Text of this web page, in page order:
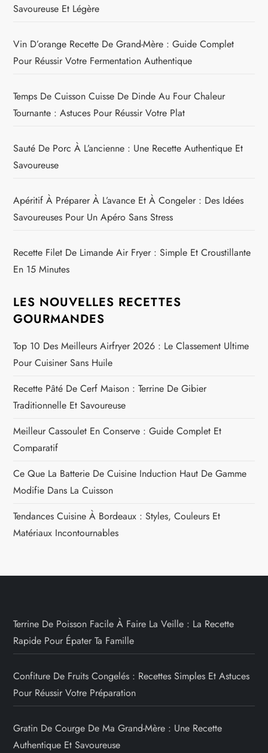
Savoureuse Et Légère
Vin D’orange Recette De Grand-Mère : Guide Complet
Pour Réussir Votre Fermentation Authentique
Temps De Cuisson Cuisse De Dinde Au Four Chaleur
Tournante : Astuces Pour Réussir Votre Plat
Sauté De Porc À L’ancienne : Une Recette Authentique Et
Savoureuse
Apéritif À Préparer À L’avance Et À Congeler : Des Idées
Savoureuses Pour Un Apéro Sans Stress
Recette Filet De Limande Air Fryer : Simple Et Croustillante
En 15 Minutes
LES NOUVELLES RECETTES
GOURMANDES
Top 10 Des Meilleurs Airfryer 2026 : Le Classement Ultime
Pour Cuisiner Sans Huile
Recette Pâté De Cerf Maison : Terrine De Gibier
Traditionnelle Et Savoureuse
Meilleur Cassoulet En Conserve : Guide Complet Et
Comparatif
Ce Que La Batterie De Cuisine Induction Haut De Gamme
Modifie Dans La Cuisson
Tendances Cuisine À Bordeaux : Styles, Couleurs Et
Matériaux Incontournables
Terrine De Poisson Facile À Faire La Veille : La Recette
Rapide Pour Épater Ta Famille
Confiture De Fruits Congelés : Recettes Simples Et Astuces
Pour Réussir Votre Préparation
Gratin De Courge De Ma Grand-Mère : Une Recette
Authentique Et Savoureuse